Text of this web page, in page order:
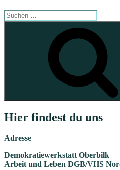
Suche
nach:
Hier findest du uns
Adresse
Demokratiewerkstatt Oberbilk
Arbeit und Leben DGB/VHS